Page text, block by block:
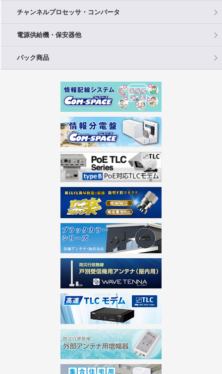
チャンネルプロセッサ・コンバータ
電源供給機・保安器他
パック商品